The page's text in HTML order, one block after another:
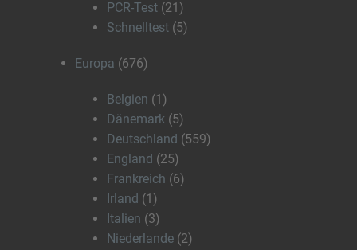
PCR-Test (21)
Schnelltest (5)
Europa (676)
Belgien (1)
Dänemark (5)
Deutschland (559)
England (25)
Frankreich (6)
Irland (1)
Italien (3)
Niederlande (2)